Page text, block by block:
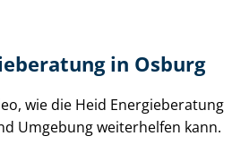
in Osburg
wie die Heid Energieberatung
Umgebung weiterhelfen kann.